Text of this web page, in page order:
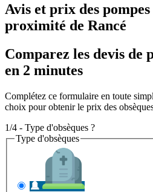
Avis et prix des
proximité de Rancé
Comparez les devis de
en 2 minutes
Complétez ce formulaire en toute
choix pour obtenir le prix des
1/4 - Type d'obsèques ?
Type d'obsèques